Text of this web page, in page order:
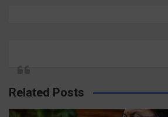
Related Posts